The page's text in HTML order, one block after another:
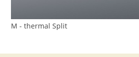
M - thermal Split